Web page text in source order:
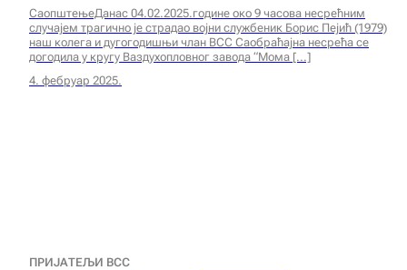
СаопштењеДанас 04.02.2025.године око 9 часова несрећним
случајем трагично је страдао војни службеник Борис Пејић (1979)
наш колега и дугогодишњи члан ВСС Саобраћајна несрећа се
догодила у кругу Ваздухопловног завода “Мома
4. фебруар 2025.
ПРИЈАТЕЉИ ВСС